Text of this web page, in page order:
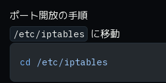
ポート開放の手順
/etc/iptables に移動
cd /etc/iptables